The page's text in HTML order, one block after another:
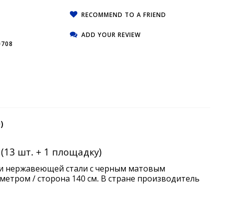
RECOMMEND TO A FRIEND
ADD YOUR REVIEW
шт. + 1 площадку)
нержавеющей стали с черным матовым
/ сторона 140 см. В стране производитель